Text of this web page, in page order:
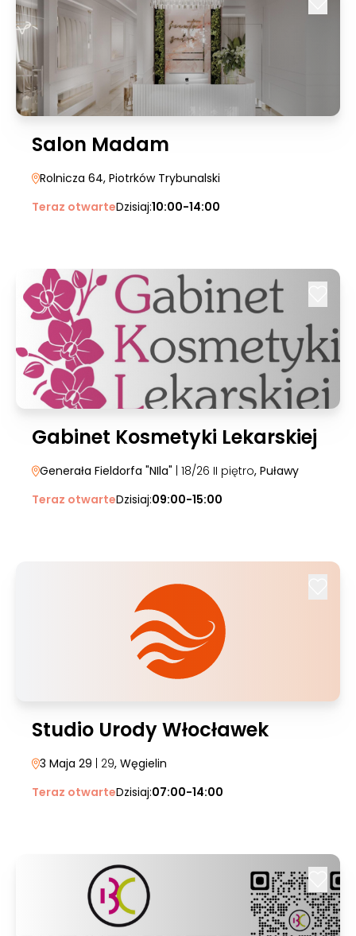
Salon Madam
Rolnicza 64, Piotrków Trybunalski
Teraz otwarteDzisiaj:10:00-14:00
Gabinet Kosmetyki Lekarskiej
Generała Fieldorfa "NIla" | 18/26 II piętro, Puławy
Teraz otwarteDzisiaj:09:00-15:00
Studio Urody Włocławek
3 Maja 29 | 29, Węgielin
Teraz otwarteDzisiaj:07:00-14:00